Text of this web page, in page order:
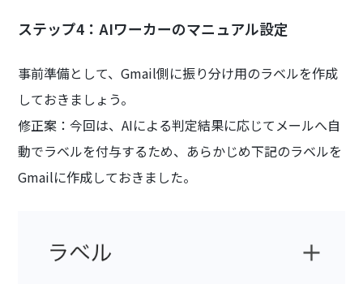
ステップ4：AIワーカーのマニュアル設定
事前準備として、Gmail側に振り分け用のラベルを作成
しておきましょう。
修正案：今回は、AIによる判定結果に応じてメールへ自
動でラベルを付与するため、あらかじめ下記のラベルを
Gmailに作成しておきました。